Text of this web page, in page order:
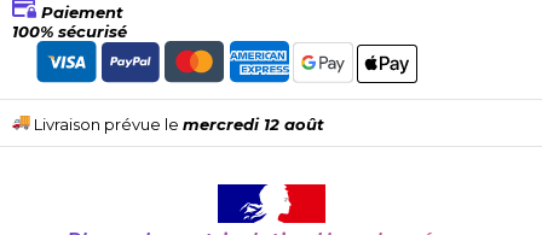
Paiement
100% sécurisé
Livraison prévue le mercredi 12 août